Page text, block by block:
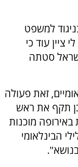
למשפט
ציין עוד כי
סטתה
זאת פעולה
תקף את ראש
באירופה מוכנות
הבינלאומי